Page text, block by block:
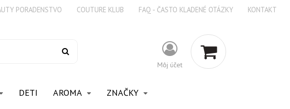
PORADENSTVO COUTURE KLUB FAQ - ČASTO KLADENÉ OTÁZKY KONTAKT
Môj účet
DETI AROMA
ZNAČKY